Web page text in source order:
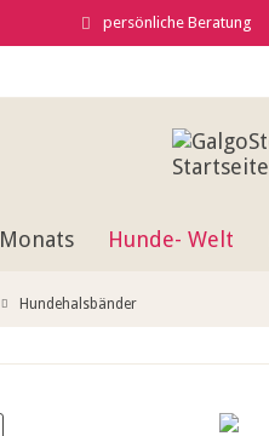
persönliche Beratung
Hunde- Welt
Hundehalsbänder